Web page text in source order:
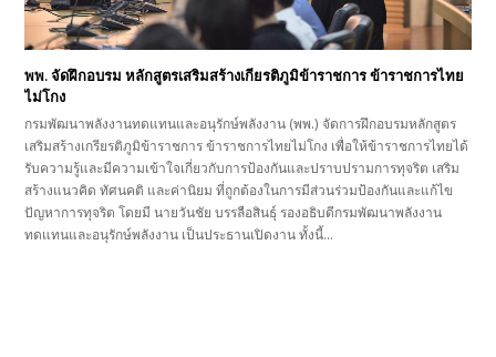
พพ. จัดฝึกอบรม หลักสูตรเสริมสร้างเกียรติภูมิข้าราชการ ข้าราชการไทย
ไม่โกง
กรมพัฒนาพลังงานทดแทนและอนุรักษ์พลังงาน (พพ.) จัดการฝึกอบรมหลักสูตร
เสริมสร้างเกรียรติภูมิข้าราชการ ข้าราชการไทยไม่โกง เพื่อให้ข้าราชการไทยได้
รับความรู้และมีความเข้าใจเกี่ยวกับการป้องกันและปราบปรามการทุจริต เสริม
สร้างแนวคิด ทัศนคติ และค่านิยม ที่ถูกต้องในการมีส่วนร่วมป้องกันและแก้ไข
ปัญหาการทุจริต โดยมี นายวันชัย บรรลือสินธุ์ รองอธิบดีกรมพัฒนาพลังงาน
ทดแทนและอนุรักษ์พลังงาน เป็นประธานเปิดงาน ทั้งนี้…